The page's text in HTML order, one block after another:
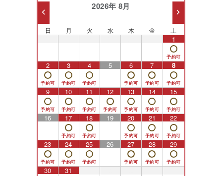
2026年 8月
日 月 火 水 木 金 土
1
2 3 4 5 6 7 8
9 10 11 12 13 14 15
16 17 18 19 20 21 22
23 24 25 26 27 28 29
30 31